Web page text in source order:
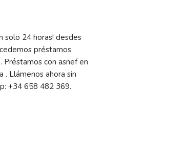
solo 24 horas! desdes
préstamos
con asnef en
. Llámenos ahora sin
+34 658 482 369.